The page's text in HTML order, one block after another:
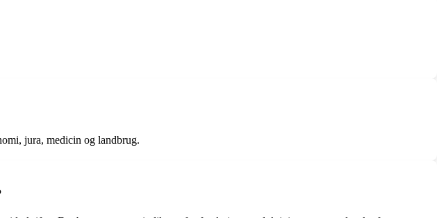
jura, medicin og landbrug.